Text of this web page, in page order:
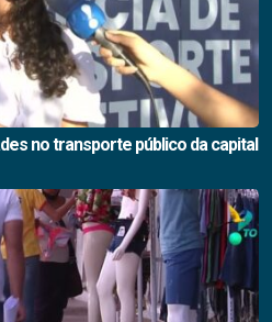
no transporte público da capital